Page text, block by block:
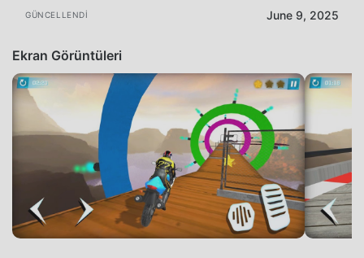
GÜNCELLENDI June 9, 2025
Ekran Görüntüleri